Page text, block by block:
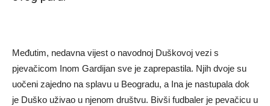
Međutim, nedavna vijest o navodnoj Duškovoj vezi s
pjevačicom Inom Gardijan sve je zaprepastila. Njih dvoje su
uočeni zajedno na splavu u Beogradu, a Ina je nastupala dok
je Duško uživao u njenom društvu. Bivši fudbaler je pevačicu u